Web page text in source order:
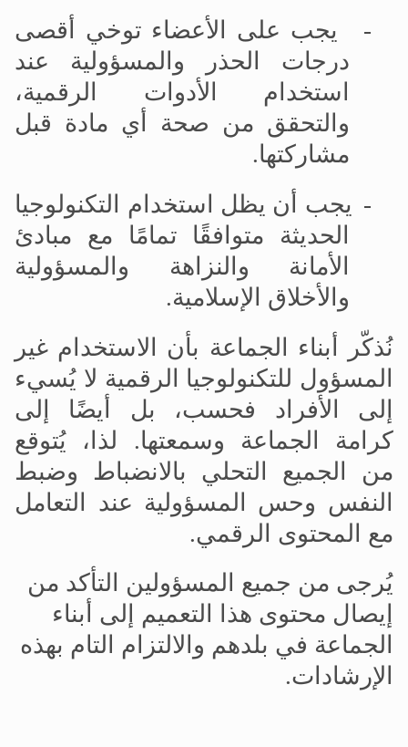
-
يجب على الأعضاء توخي أقصى
درجات الحذر والمسؤولية عند
استخدام الأدوات الرقمية،
والتحقق من صحة أي مادة قبل
مشاركتها.
- يجب أن يظل استخدام التكنولوجيا
الحديثة متوافقًا تمامًا مع مبادئ
الأمانة والنزاهة والمسؤولية
والأخلاق الإسلامية.
نُذكّر أبناء الجماعة بأن الاستخدام غير
المسؤول للتكنولوجيا الرقمية لا يُسيء
إلى الأفراد فحسب، بل أيضًا إلى
كرامة الجماعة وسمعتها. لذا، يُتوقع
من الجميع التحلي بالانضباط وضبط
النفس وحس المسؤولية عند التعامل
مع المحتوى الرقمي.
يُرجى من جميع المسؤولين التأكد من
إيصال محتوى هذا التعميم إلى أبناء
الجماعة في بلدهم والالتزام التام بهذه
الإرشادات.